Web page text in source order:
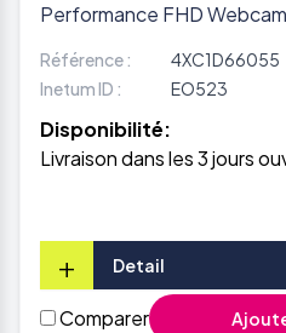
Performance FHD Webcam
Référence :
4XC1D66055
Inetum ID :
EO523
Disponibilité:
Livraison dans les 3 jours
+ Detail
Comparer